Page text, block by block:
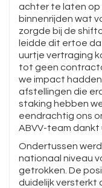
achter te laten op
binnenrijden wat
zorgde bij de
leidde dit ertoe
uurtje vertraging
tot geen
we impact
afstellingen die
staking hebben
eendrachtig ons
ABVV-team dankt
Ondertussen
nationaal niveau
getrokken. De
duidelijk versterkt